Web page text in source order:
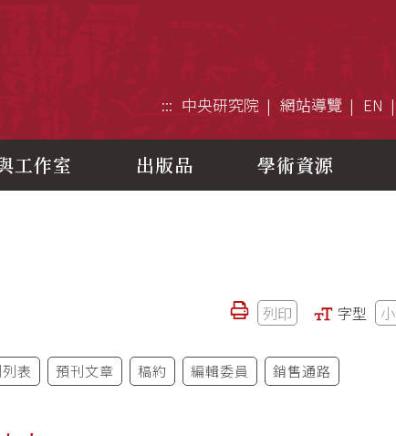
::: 中央研究院 網站導覽 EN
工作室 出版品 學術資源
列印 字型 小
表 預刊文章 稿約 編輯委員 銷售通路